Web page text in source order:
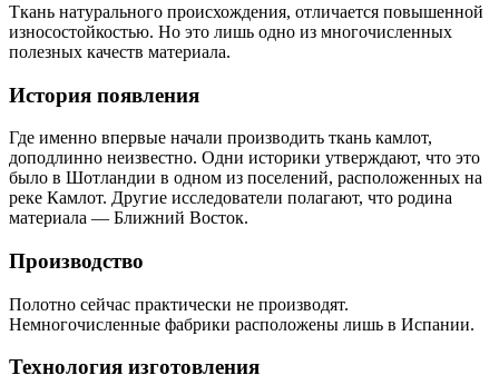
Ткань натурального происхождения, отличается повышенной
износостойкостью. Но это лишь одно из многочисленных
полезных качеств материала.
История появления
Где именно впервые начали производить ткань камлот,
доподлинно неизвестно. Одни историки утверждают, что это
было в Шотландии в одном из поселений, расположенных на
реке Камлот. Другие исследователи полагают, что родина
материала — Ближний Восток.
Производство
Полотно сейчас практически не производят.
Немногочисленные фабрики расположены лишь в Испании.
Технология изготовления